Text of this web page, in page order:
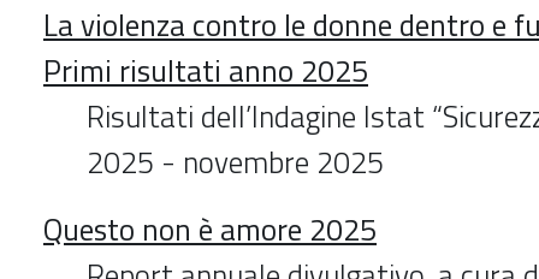
Appuntamenti
Prenotazione spazi
La violenza contro le donne dentro e
Primi risultati anno 2025
Risultati dell’Indagine Istat
2025 - novembre 2025
Questo non è amore 2025